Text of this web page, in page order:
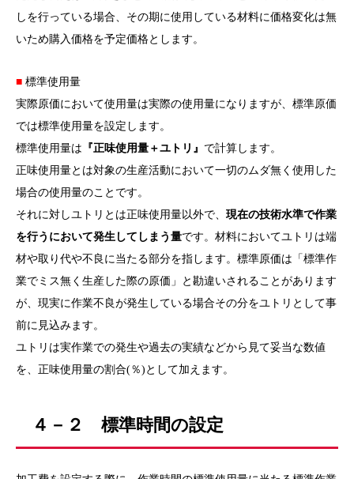
しを行っている場合、その期に使用している材料に価格変化は無
いため購入価格を予定価格とします。
■ 標準使用量
実際原価において使用量は実際の使用量になりますが、標準原価
では標準使用量を設定します。
標準使用量は 『正味使用量＋ユトリ』 で計算します。
正味使用量とは対象の生産活動において一切のムダ無く使用した
場合の使用量のことです。
それに対しユトリとは正味使用量以外で、 現在の技術水準で作業
を行うにおいて発生してしまう量です。材料においてユトリは端
材や取り代や不良に当たる部分を指します。標準原価は「標準作
業でミス無く生産した際の原価」と勘違いされることがあります
が、現実に作業不良が発生している場合その分をユトリとして事
前に見込みます。
ユトリは実作業での発生や過去の実績などから見て妥当な数値
を、正味使用量の割合(％)として加えます。
４－２ 標準時間の設定